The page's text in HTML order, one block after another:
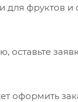
для фруктов
оставьте
оформить